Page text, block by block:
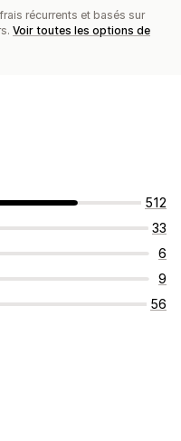
récurrents et basés sur
Voir toutes les options de
512
33
6
9
56